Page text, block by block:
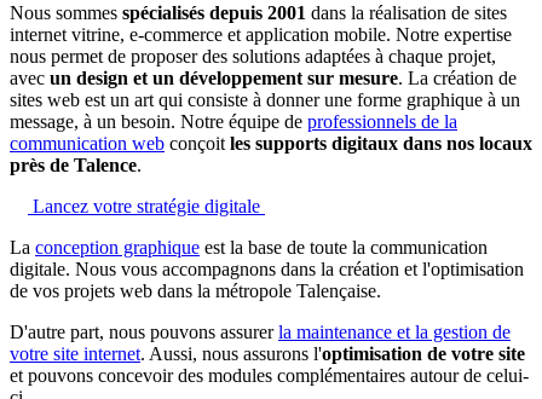
Nous sommes spécialisés depuis 2001 dans la réalisation de sites
internet vitrine, e-commerce et application mobile. Notre expertise
nous permet de proposer des solutions adaptées à chaque projet,
avec un design et un développement sur mesure. La création de
sites web est un art qui consiste à donner une forme graphique à un
message, à un besoin. Notre équipe de professionnels de la
communication web conçoit les supports digitaux dans nos locaux
près de Talence.
Lancez votre stratégie digitale
La conception graphique est la base de toute la communication
digitale. Nous vous accompagnons dans la création et l'optimisation
de vos projets web dans la métropole Talençaise.
D'autre part, nous pouvons assurerla maintenance et la gestion de
votre site internet. Aussi, nous assurons l'optimisation de votre site
et pouvons concevoir des modules complémentaires autour de celui-